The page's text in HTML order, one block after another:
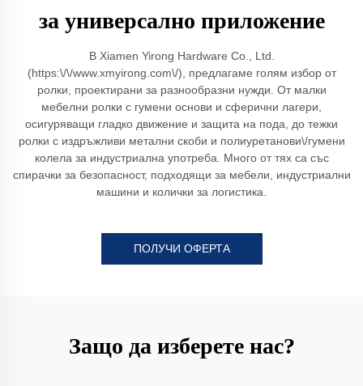
за универсално приложение
В Xiamen Yirong Hardware Co., Ltd.
(https:\/\/www.xmyirong.com\/), предлагаме голям избор от
ролки, проектирани за разнообразни нужди. От малки
мебелни ролки с гумени основи и сферични лагери,
осигуряващи гладко движение и защита на пода, до тежки
ролки с издръжливи метални скоби и полиуретанови\/гумени
колела за индустриална употреба. Много от тях са със
спирачки за безопасност, подходящи за мебели, индустриални
машини и колички за логистика.
ПОЛУЧИ ОФЕРТА
Защо да изберете нас?